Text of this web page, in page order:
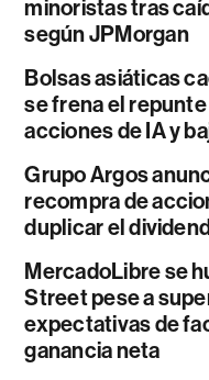
minoristas tras
según JPMorgan
Bolsas asiáticas
se frena el repunte
acciones de IA y
Grupo Argos
recompra de
duplicar el
MercadoLibre se
Street pese a
expectativas de
ganancia neta